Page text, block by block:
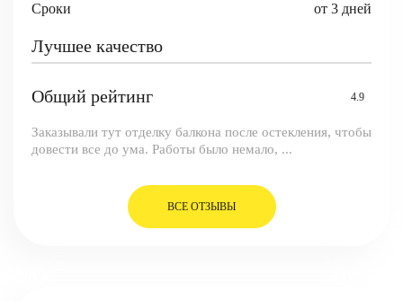
Сроки от 3 дней
Лучшее качество
Общий рейтинг 4.9
Заказывали тут отделку балкона после остекления, чтобы
довести все до ума. Работы было немало, ...
ВСЕ ОТЗЫВЫ